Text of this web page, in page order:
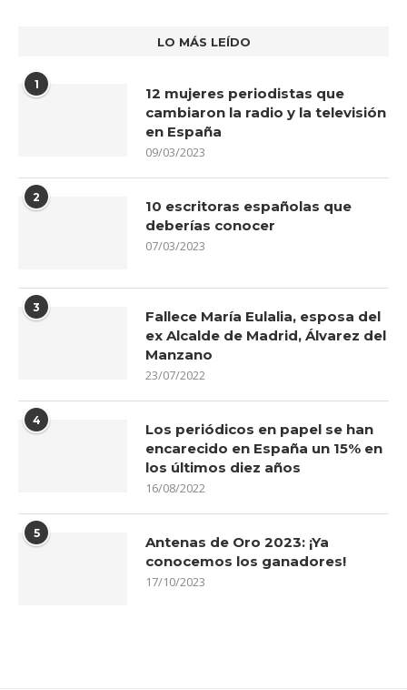
LO MÁS LEÍDO
1
12 mujeres periodistas que
cambiaron la radio y la televisión
en España
09/03/2023
2
10 escritoras españolas que
deberías conocer
07/03/2023
3
Fallece María Eulalia, esposa del
ex Alcalde de Madrid, Álvarez del
Manzano
23/07/2022
4
Los periódicos en papel se han
encarecido en España un 15% en
los últimos diez años
16/08/2022
5
Antenas de Oro 2023: ¡Ya
conocemos los ganadores!
17/10/2023